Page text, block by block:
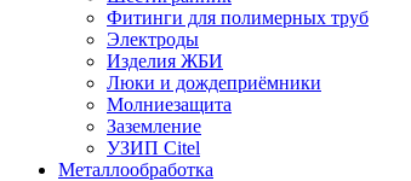
Фитинги для полимерных труб
Электроды
Изделия ЖБИ
Люки и дождеприёмники
Молниезащита
Заземление
УЗИП Citel
Металлообработка